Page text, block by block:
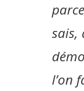
sais,
l’on